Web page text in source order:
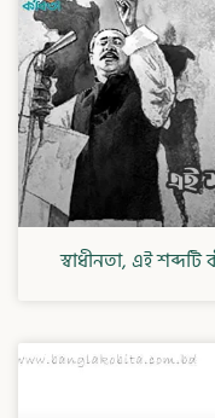
স্বাধীনতা, এই